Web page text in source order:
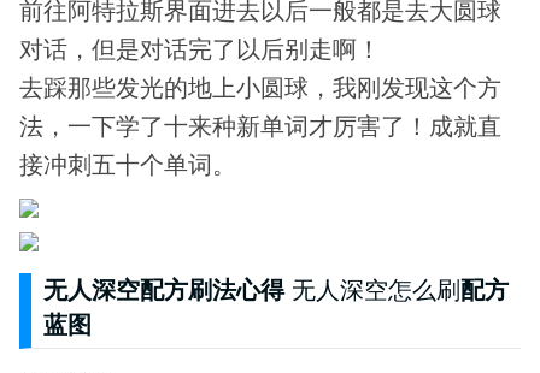
前往阿特拉斯界面进去以后一般都是去大圆球
对话，但是对话完了以后别走啊！
去踩那些发光的地上小圆球，我刚发现这个方
法，一下学了十来种新单词才厉害了！成就直
接冲刺五十个单词。
无人深空配方刷法心得 无人深空怎么刷 配方
蓝图